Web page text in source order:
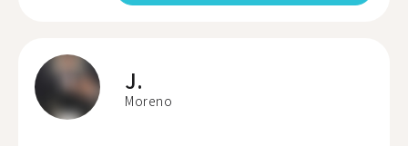
J.
Moreno